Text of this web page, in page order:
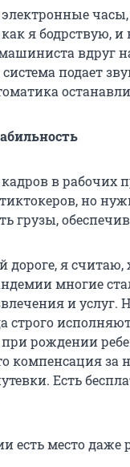
я бодрствую, и
вдруг
подает
в рабочих
но
грузы,
я считаю,
многие
и услуг.
строго
рождении
компенсация за
Есть
есть место даже